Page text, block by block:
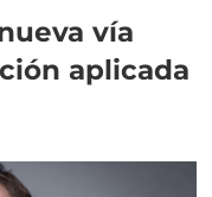
vía
aplicada